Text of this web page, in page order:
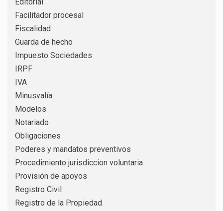
Facilitador procesal
Fiscalidad
Guarda de hecho
Impuesto Sociedades
IRPF
IVA
Minusvalía
Modelos
Notariado
Obligaciones
Poderes y mandatos preventivos
Procedimiento jurisdiccion voluntaria
Provisión de apoyos
Registro Civil
Registro de la Propiedad